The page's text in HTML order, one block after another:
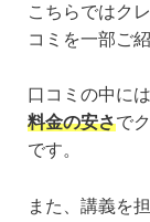
こちらではク
コミを一部ご
口コミの中には
料金の安さで
です。
また、講義を